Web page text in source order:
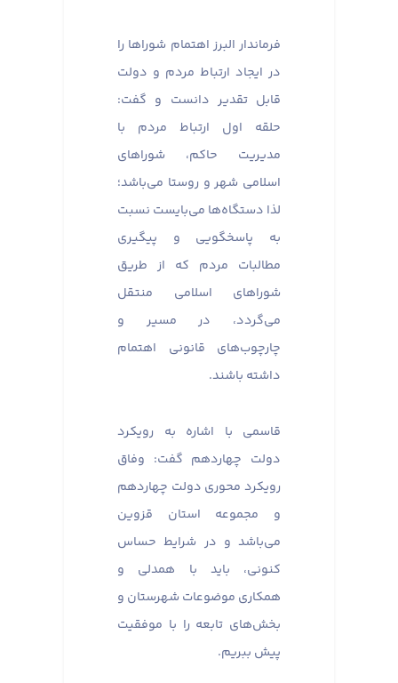
فرماندار البرز اهتمام شوراها را
در ایجاد ارتباط مردم و دولت
قابل تقدیر دانست و گفت:
حلقه اول ارتباط مردم با
مدیریت حاکم، شوراهای
اسلامی شهر و روستا می‌باشد؛
لذا دستگاه‌ها می‌بایست نسبت
به پاسخگویی و پیگیری
مطالبات مردم که از طریق
شوراهای اسلامی منتقل
می‌گردد، در مسیر و
چارچوب‌های قانونی اهتمام
داشته باشند.
قاسمی با اشاره به رویکرد
دولت چهاردهم گفت: وفاق
رویکرد محوری دولت چهاردهم
و مجموعه استان قزوین
می‌باشد و در شرایط حساس
کنونی، باید با همدلی و
همکاری موضوعات شهرستان و
بخش‌های تابعه را با موفقیت
پیش ببریم.